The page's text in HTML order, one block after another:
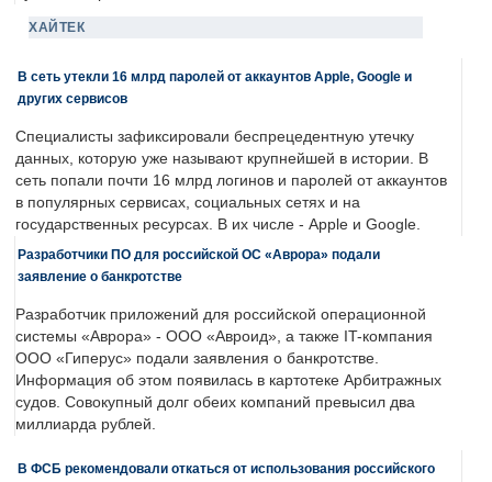
ХАЙТЕК
В сеть утекли 16 млрд паролей от аккаунтов Apple, Google и
других сервисов
Специалисты зафиксировали беспрецедентную утечку
данных, которую уже называют крупнейшей в истории. В
сеть попали почти 16 млрд логинов и паролей от аккаунтов
в популярных сервисах, социальных сетях и на
государственных ресурсах. В их числе - Apple и Google.
Разработчики ПО для российской ОС «Аврора» подали
заявление о банкротстве
Разработчик приложений для российской операционной
системы «Аврора» - ООО «Авроид», а также IT-компания
ООО «Гиперус» подали заявления о банкротстве.
Информация об этом появилась в картотеке Арбитражных
судов. Совокупный долг обеих компаний превысил два
миллиарда рублей.
В ФСБ рекомендовали откаться от использования российского